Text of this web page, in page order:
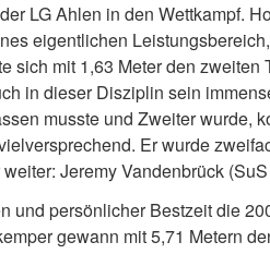
LG Ahlen in den Wettkampf.
eigentlichen
mit 1,63 Meter den
in dieser Disziplin sein
musste und Zweiter
Er wurde
Jeremy Vandenbrück
und persönlicher Bestzeit die
gewann mit 5,71 Metern